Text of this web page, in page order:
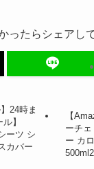
ったらシェアし
24時ま
】
ーツ シ
カバー
【
ーチ
ー カ